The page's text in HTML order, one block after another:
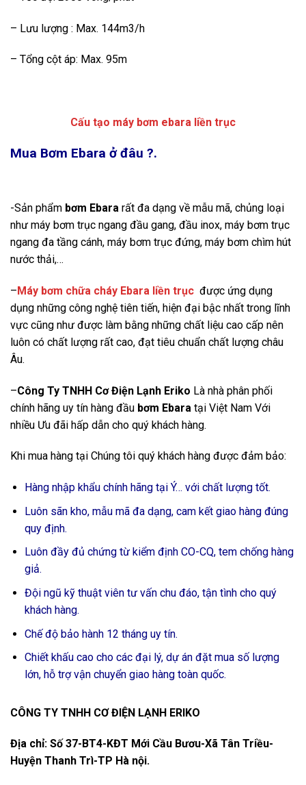
– Lưu lượng : Max. 144m3/h
– Tổng cột áp: Max. 95m
Cấu tạo máy bơm ebara liền trục
Mua Bơm Ebara ở đâu ?.
-Sản phẩm bơm Ebara rất đa dạng về mẫu mã, chủng loại
như máy bơm trục ngang đầu gang, đầu inox, máy bơm trục
ngang đa tầng cánh, máy bơm trục đứng, máy bơm chìm hút
nước thải,…
–Máy bơm chữa cháy Ebara liền trục được ứng dụng
dụng những công nghệ tiên tiến, hiện đại bậc nhất trong lĩnh
vực cũng như được làm bằng những chất liệu cao cấp nên
luôn có chất lượng rất cao, đạt tiêu chuẩn chất lượng châu
Âu.
–Công Ty TNHH Cơ Điện Lạnh Eriko Là nhà phân phối
chính hãng uy tín hàng đầu bơm Ebara tại Việt Nam Với
nhiều Ưu đãi hấp dẫn cho quý khách hàng.
Khi mua hàng tại Chúng tôi quý khách hàng được đảm bảo:
Hàng nhập khẩu chính hãng tại Ý… với chất lượng tốt.
Luôn sãn kho, mẫu mã đa dạng, cam kết giao hàng đúng
quy định.
Luôn đầy đủ chứng từ kiểm định CO-CQ, tem chống hàng
giả.
Đội ngũ kỹ thuật viên tư vấn chu đáo, tận tình cho quý
khách hàng.
Chế độ bảo hành 12 tháng uy tín.
Chiết khấu cao cho các đại lý, dự án đặt mua số lượng
lớn, hỗ trợ vận chuyển giao hàng toàn quốc.
CÔNG TY TNHH CƠ ĐIỆN LẠNH ERIKO
Địa chỉ: Số 37-BT4-KĐT Mới Cầu Bươu-Xã Tân Triều-
Huyện Thanh Trì-TP Hà nội.